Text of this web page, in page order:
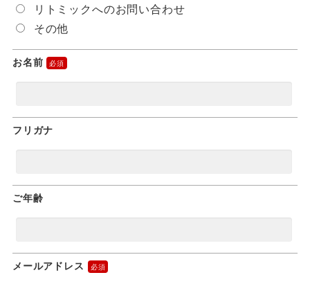
リトミックへのお問い合わせ
その他
お名前
フリガナ
ご年齢
メールアドレス